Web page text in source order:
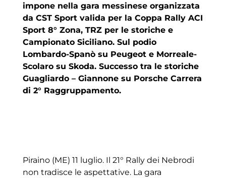
impone nella gara messinese organizzata
da CST Sport valida per la Coppa Rally ACI
Sport 8° Zona, TRZ per le storiche e
Campionato Siciliano. Sul podio
Lombardo-Spanò su Peugeot e Morreale-
Scolaro su Skoda. Successo tra le storiche
Guagliardo – Giannone su Porsche Carrera
di 2° Raggruppamento.
Piraino (ME) 11 luglio. Il 21° Rally dei Nebrodi
non tradisce le aspettative. La gara